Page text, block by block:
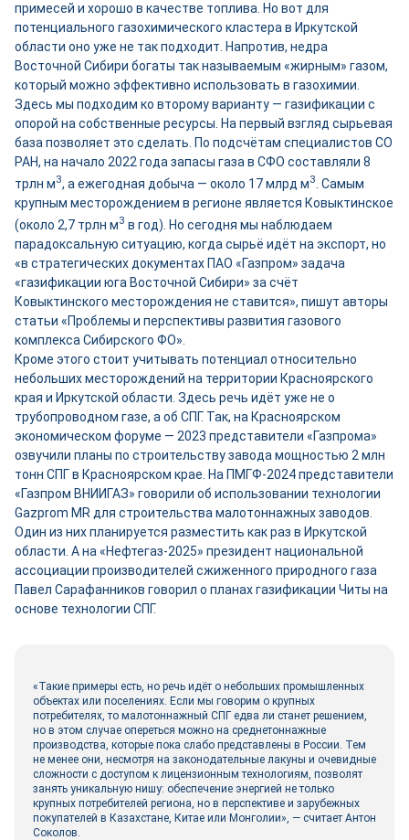
примесей и хорошо в качестве топлива. Но вот для
потенциального газохимического кластера в Иркутской
области оно уже не так подходит. Напротив, недра
Восточной Сибири богаты так называемым «жирным» газом,
который можно эффективно использовать в газохимии.
Здесь мы подходим ко второму варианту — газификации с
опорой на собственные ресурсы. На первый взгляд сырьевая
база позволяет это сделать. По подсчётам специалистов СО
РАН, на начало 2022 года запасы газа в СФО составляли 8
трлн м3, а ежегодная добыча — около 17 млрд м3 . Самым
крупным месторождением в регионе является Ковыктинское
(около 2,7 трлн м3 в год). Но сегодня мы наблюдаем
парадоксальную ситуацию, когда сырьё идёт на экспорт, но
«в стратегических документах ПАО «Газпром» задача
«газификации юга Восточной Сибири» за счёт
Ковыктинского месторождения не ставится», пишут авторы
статьи «Проблемы и перспективы развития газового
комплекса Сибирского ФО».
Кроме этого стоит учитывать потенциал относительно
небольших месторождений на территории Красноярского
края и Иркутской области. Здесь речь идёт уже не о
трубопроводном газе, а об СПГ. Так, на Красноярском
экономическом форуме — 2023 представители «Газпрома»
озвучили планы по строительству завода мощностью 2 млн
тонн СПГ в Красноярском крае. На ПМГФ-2024 представители
«Газпром ВНИИГАЗ» говорили об использовании технологии
Gazprom MR для строительства малотоннажных заводов.
Один из них планируется разместить как раз в Иркутской
области. А на «Нефтегаз-2025» президент национальной
ассоциации производителей сжиженного природного газа
Павел Сарафанников говорил о планах газификации Читы на
основе технологии СПГ.
«Такие примеры есть, но речь идёт о небольших промышленных
объектах или поселениях. Если мы говорим о крупных
потребителях, то малотоннажный СПГ едва ли станет решением,
но в этом случае опереться можно на среднетоннажные
производства, которые пока слабо представлены в России. Тем
не менее они, несмотря на законодательные лакуны и очевидные
сложности с доступом к лицензионным технологиям, позволят
занять уникальную нишу: обеспечение энергией не только
крупных потребителей региона, но в перспективе и зарубежных
покупателей в Казахстане, Китае или Монголии», — считает Антон
Соколов.